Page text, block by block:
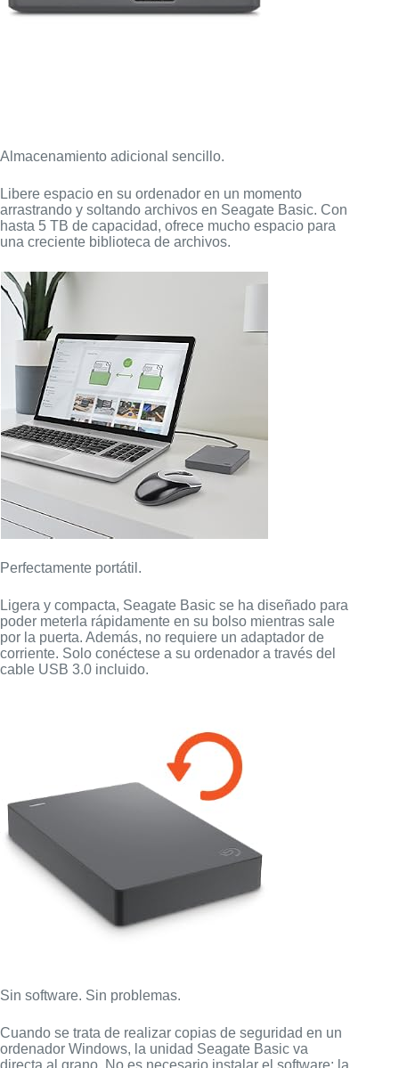
Almacenamiento adicional sencillo.
Libere espacio en su ordenador en un momento
arrastrando y soltando archivos en Seagate Basic. Con
hasta 5 TB de capacidad, ofrece mucho espacio para
una creciente biblioteca de archivos.
Perfectamente portátil.
Ligera y compacta, Seagate Basic se ha diseñado para
poder meterla rápidamente en su bolso mientras sale
por la puerta. Además, no requiere un adaptador de
corriente. Solo conéctese a su ordenador a través del
cable USB 3.0 incluido.
Sin software. Sin problemas.
Cuando se trata de realizar copias de seguridad en un
ordenador Windows, la unidad Seagate Basic va
directa al grano. No es necesario instalar el software: la